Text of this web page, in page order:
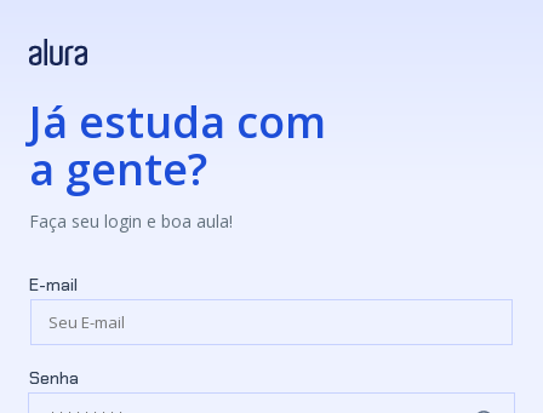
Já estuda com
a gente?
Faça seu login e boa aula!
E-mail
Senha